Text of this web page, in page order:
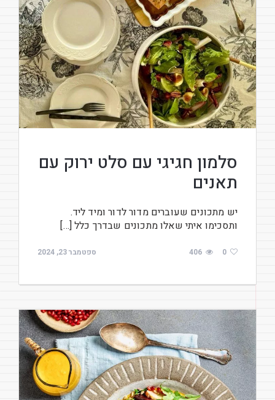
סלמון חגיגי עם סלט ירוק עם
תאנים
יש מתכונים שעוברים מדור לדור ומיד ליד.
ותסכימו איתי שאלו מתכונים שבדרך כלל […]
ספטמבר 23, 2024 406 0